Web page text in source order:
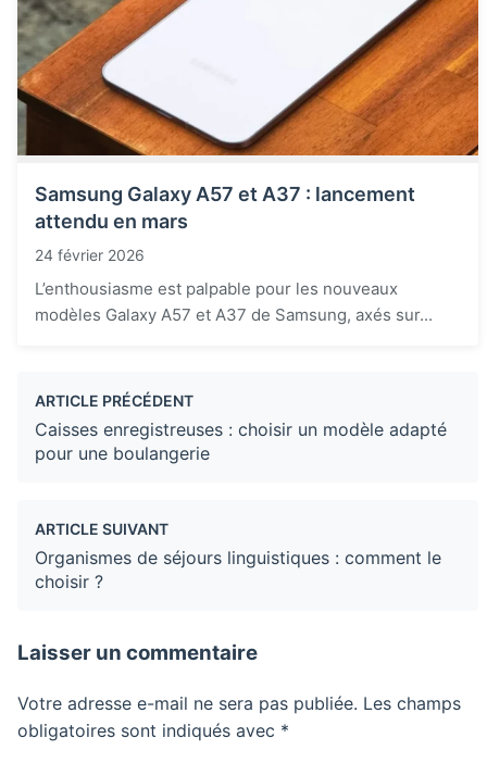
Samsung Galaxy A57 et A37 : lancement
attendu en mars
24 février 2026
L’enthousiasme est palpable pour les nouveaux
modèles Galaxy A57 et A37 de Samsung, axés sur...
ARTICLE PRÉCÉDENT
Caisses enregistreuses : choisir un modèle adapté
pour une boulangerie
ARTICLE SUIVANT
Organismes de séjours linguistiques : comment le
choisir ?
Laisser un commentaire
Votre adresse e-mail ne sera pas publiée. Les champs
obligatoires sont indiqués avec *